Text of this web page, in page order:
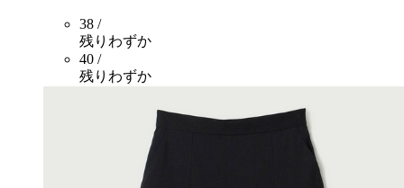
38 /
残りわずか
40 /
残りわずか